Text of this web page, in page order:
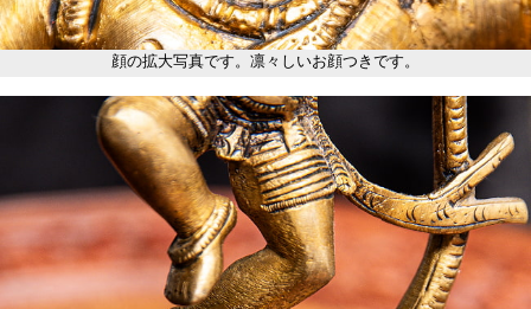
顔の拡大写真です。凛々しいお顔つきです。